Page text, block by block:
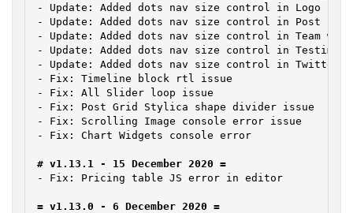
- Update: Added dots nav size control in Logo
- Update: Added dots nav size control in Post
- Update: Added dots nav size control in Team
- Update: Added dots nav size control in
- Update: Added dots nav size control in Twitter
- Fix: Timeline block rtl issue
- Fix: All Slider loop issue
- Fix: Post Grid Stylica shape divider issue
- Fix: Scrolling Image console error issue
- Fix: Chart Widgets console error
- Fix: Pricing table JS error in editor